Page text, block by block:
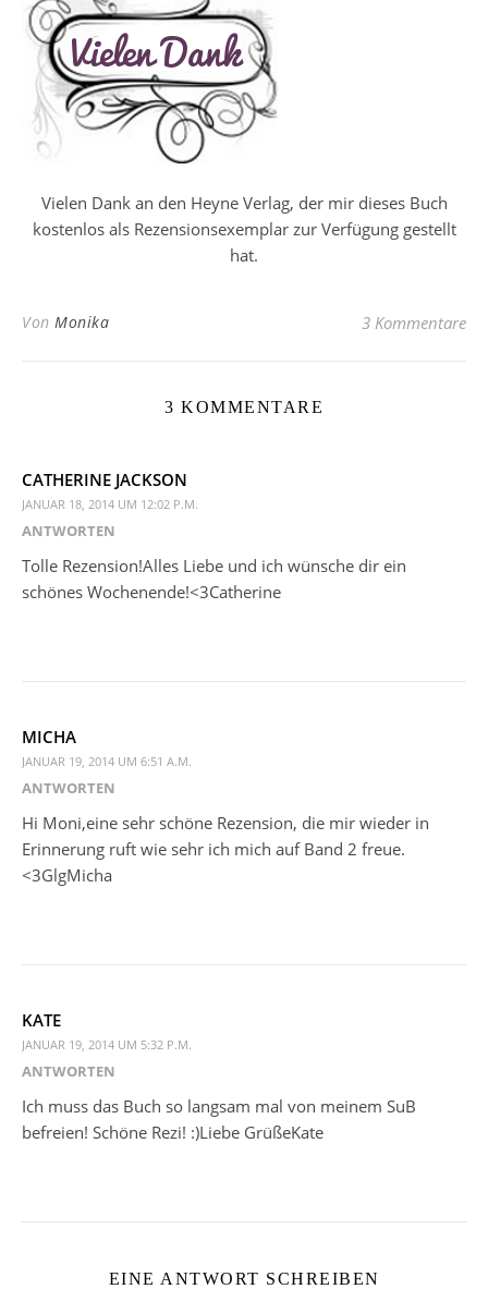
Vielen Dank an den Heyne Verlag, der mir dieses Buch
kostenlos als Rezensionsexemplar zur Verfügung gestellt
hat.
Von Monika 3 Kommentare
3 KOMMENTARE
CATHERINE JACKSON
JANUAR 18, 2014 UM 12:02 P.M.
ANTWORTEN
Tolle Rezension!Alles Liebe und ich wünsche dir ein
schönes Wochenende!<3Catherine
MICHA
JANUAR 19, 2014 UM 6:51 A.M.
ANTWORTEN
Hi Moni,eine sehr schöne Rezension, die mir wieder in
Erinnerung ruft wie sehr ich mich auf Band 2 freue.
<3GlgMicha
KATE
JANUAR 19, 2014 UM 5:32 P.M.
ANTWORTEN
Ich muss das Buch so langsam mal von meinem SuB
befreien! Schöne Rezi! :)Liebe GrüßeKate
EINE ANTWORT SCHREIBEN